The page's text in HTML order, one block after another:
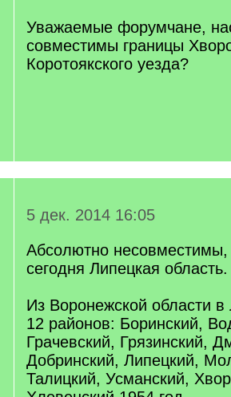
Уважаемые форумчане,
совместимы границы
Коротоякского уезда?
5 дек. 2014 16:05
Абсолютно несовместимы,
сегодня Липецкая область.
Из Воронежской области
12 районов: Боринский,
Грачевский, Грязинский,
Добринский, Липецкий,
Талицкий, Усманский,